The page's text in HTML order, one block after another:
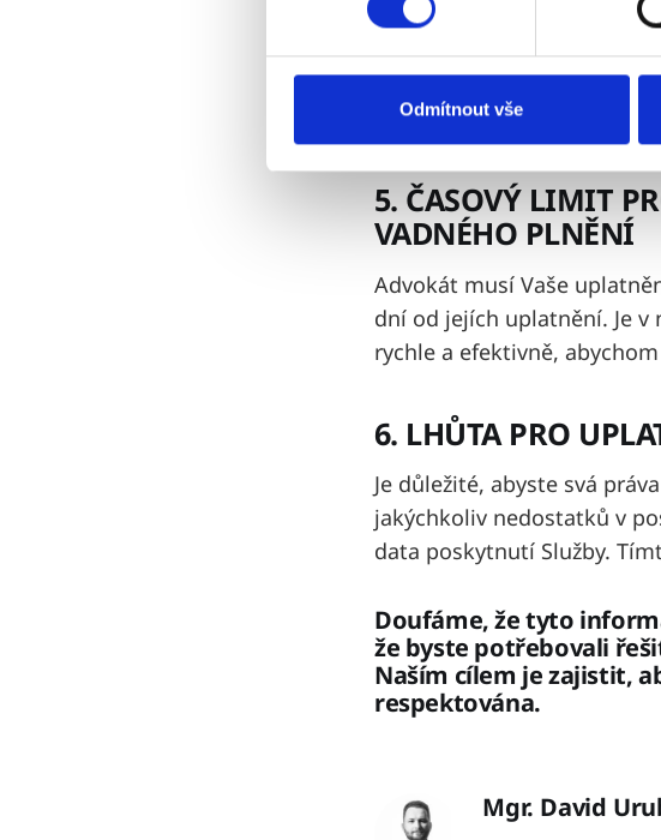
Odmítnout vše
uvedením data jejího
pak advokát musí
práv z vadného plnění,
uplatnění Vašich práv.
5. ČASOVÝ LIMIT
VADNÉHO PLNĚNÍ
Advokát musí Vaše
dní od jejích uplatnění. Je v
rychle a efektivně,
6. LHŮTA PRO
Je důležité, abyste svá
jakýchkoliv nedostatků v
data poskytnutí Služby.
Doufáme, že tyto
že byste potřebovali
Naším cílem je zajistit,
respektována.
Mgr. David